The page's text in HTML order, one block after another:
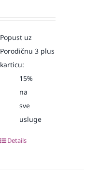
Popust uz
Porodičnu 3 plus
karticu:
15%
na
sve
usluge
Details